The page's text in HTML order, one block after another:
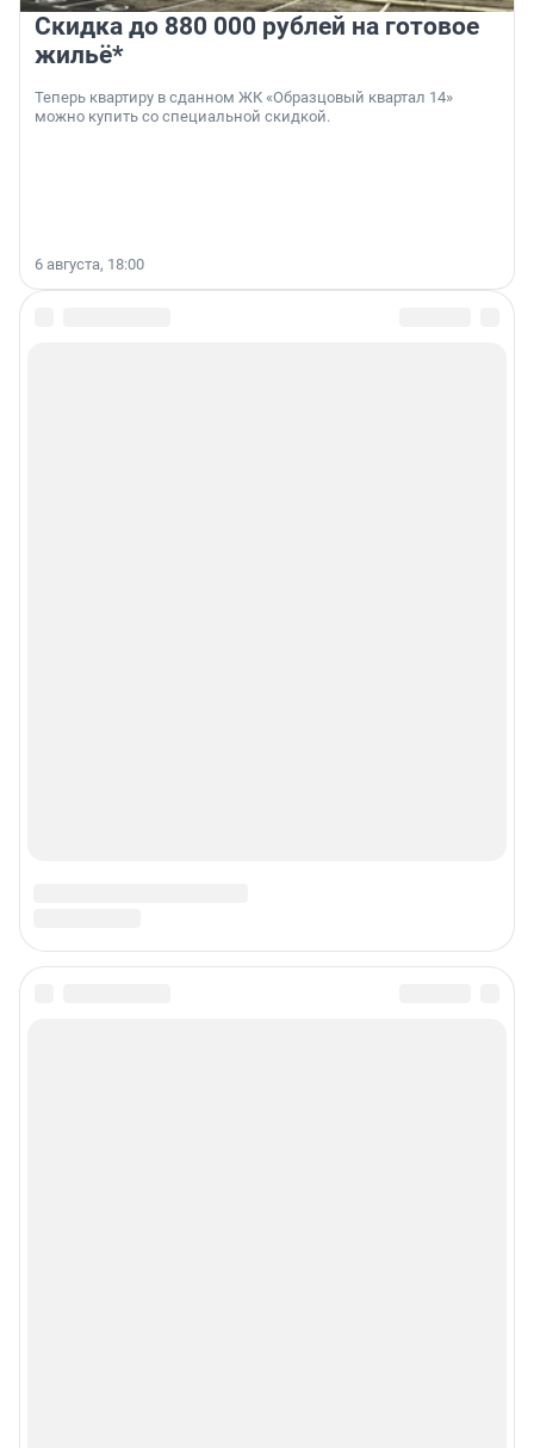
Скидка до 880 000 рублей на готовое
жильё*
Теперь квартиру в сданном ЖК «Образцовый квартал 14»
можно купить со специальной скидкой.
6 августа, 18:00